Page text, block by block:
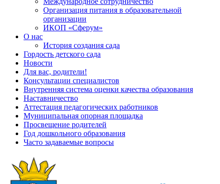
Организация питания в образовательной
организации
ИКОП «Сферум»
О нас
История создания сада
Гордость детского сада
Новости
Для вас, родители!
Консультации специалистов
Внутренняя система оценки качества образования
Наставничество
Аттестация педагогических работников
Муниципальная опорная площадка
Просвещение родителей
Год дошкольного образования
Часто задаваемые вопросы